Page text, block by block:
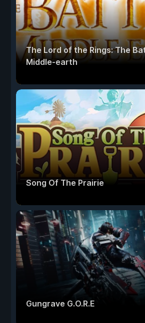
The Lord of the Rings: The
Middle-earth
Song Of The Prairie
Gungrave G.O.R.E